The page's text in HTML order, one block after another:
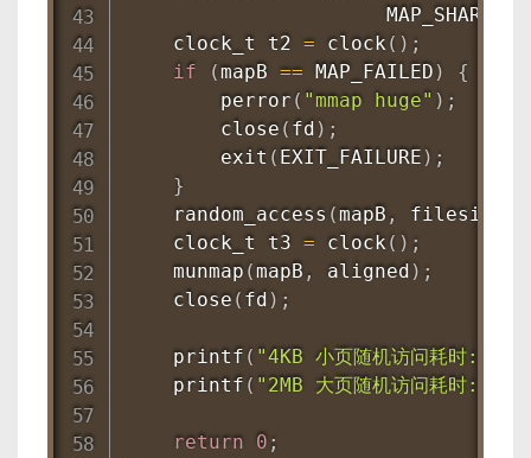
                      MAP_SHARED
    clock_t t2
= clock( ) ;
if
(mapB == MAP_FAILED )
{
perror ( "mmap huge" ) ;
close ( fd ) ;
exit ( EXIT_FAILURE ) ;
}
random_access (mapB , filesize
    clock_t t3
= clock( ) ;
munmap (mapB , aligned ) ;
close ( fd ) ;
printf ( "4KB 小页随机访问耗时:
printf ( "2MB 大页随机访问耗时:
return 0 ;